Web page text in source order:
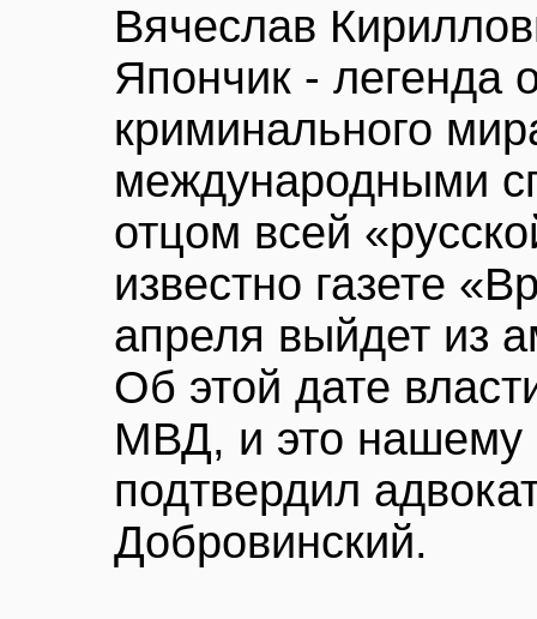
Вячеслав
Япончик - легенда
криминального
международными
отцом всей
известно газете
апреля выйдет из
Об этой дате
МВД, и это нашему
подтвердил
Добровинский.